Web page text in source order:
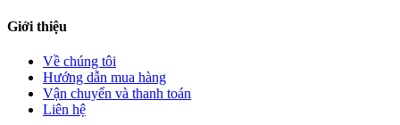
Giới thiệu
Về chúng tôi
Hướng dẫn mua hàng
Vận chuyển và thanh toán
Liên hệ